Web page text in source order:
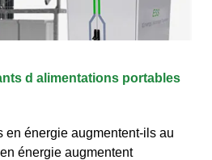
d alimentations portables
en énergie augmentent-ils au
énergie augmentent